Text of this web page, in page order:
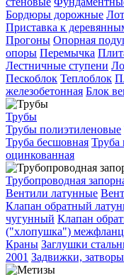
Бордюры дорожные
Приставка к
Прогоны Опорная
опоры Перемычка
Лестничные ступени
Пескоблок Теплоблок
железобетонная Блок
Трубы
Трубы полиэтиленовые
Труба бесшовная Труба
оцинкованная
Трубопроводная
Вентили латунные
Клапан обратный
чугунный Клапан
("хлопушка")
Краны Заглушки
2001 Задвижки, затворы